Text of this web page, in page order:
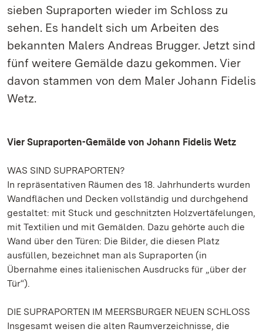
sieben Supraporten wieder im Schloss zu
sehen. Es handelt sich um Arbeiten des
bekannten Malers Andreas Brugger. Jetzt sind
fünf weitere Gemälde dazu gekommen. Vier
davon stammen von dem Maler Johann Fidelis
Wetz.
Vier Supraporten-Gemälde von Johann Fidelis Wetz
WAS SIND SUPRAPORTEN?
In repräsentativen Räumen des 18. Jahrhunderts wurden
Wandflächen und Decken vollständig und durchgehend
gestaltet: mit Stuck und geschnitzten Holzvertäfelungen,
mit Textilien und mit Gemälden. Dazu gehörte auch die
Wand über den Türen: Die Bilder, die diesen Platz
ausfüllen, bezeichnet man als Supraporten (in
Übernahme eines italienischen Ausdrucks für „über der
Tür“).
DIE SUPRAPORTEN IM MEERSBURGER NEUEN SCHLOSS
Insgesamt weisen die alten Raumverzeichnisse, die